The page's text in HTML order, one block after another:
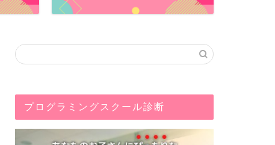
プログラミング
プログラミングスクール診断